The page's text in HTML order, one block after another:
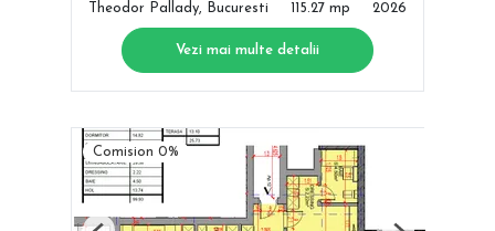
Theodor Pallady, Bucuresti 115.27 mp 2026
Vezi mai multe detalii
Comision 0%